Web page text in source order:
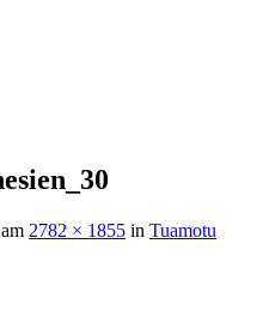
am 2782 × 1855 in Tuamotu